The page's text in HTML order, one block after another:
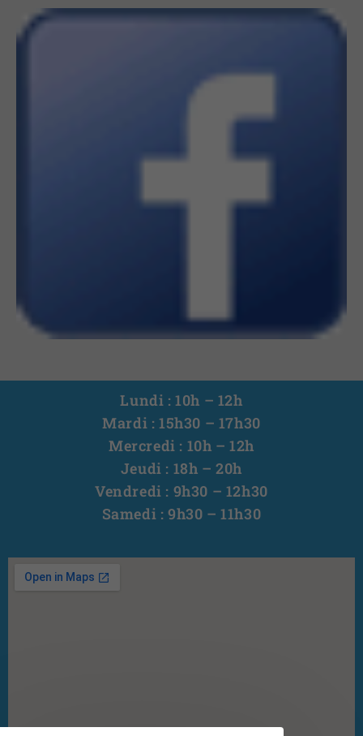
Lundi : 10h – 12h
Mardi : 15h30 – 17h30
Mercredi : 10h – 12h
Jeudi : 18h – 20h
Vendredi : 9h30 – 12h30
Samedi : 9h30 – 11h30